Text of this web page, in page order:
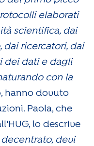
elaborati
scientifica, dai
dai ricercatori, dai
dei dati e dagli
con la
hanno dovuto
Paola, che
lo descrive
devi